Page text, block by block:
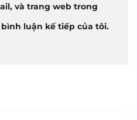
và trang web trong
luận kế tiếp của tôi.